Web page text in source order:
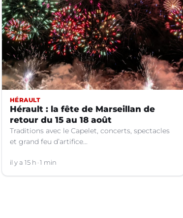
HÉRAULT
Hérault : la fête de Marseillan de
retour du 15 au 18 août
Traditions avec le Capelet, concerts, spectacles
et grand feu d’artifice...
il y a 15 h 1 min